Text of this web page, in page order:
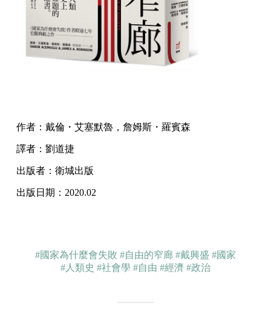
作者：戴倫・艾塞默魯，詹姆斯・羅賓森
譯者：劉道捷
出版者：衛城出版
出版日期：2020.02
#國家為什麼會失敗 #自由的窄廊 #戴興盛 #國家
#人類史 #社會學 #自由 #經濟 #政治